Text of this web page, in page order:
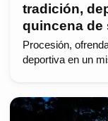
tradición,
quincena de
Procesión,
deportiva en un